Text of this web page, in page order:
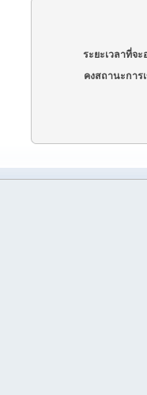
ระยะเวลาที่จ
คงสถานะการ